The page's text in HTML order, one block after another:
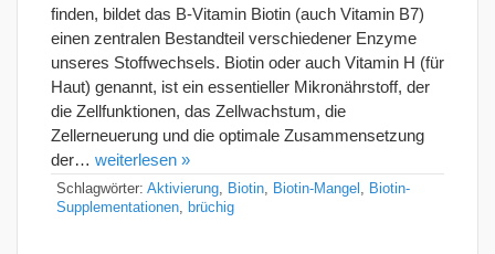
finden, bildet das B-Vitamin Biotin (auch Vitamin B7)
einen zentralen Bestandteil verschiedener Enzyme
unseres Stoffwechsels. Biotin oder auch Vitamin H (für
Haut) genannt, ist ein essentieller Mikronährstoff, der
die Zellfunktionen, das Zellwachstum, die
Zellerneuerung und die optimale Zusammensetzung
der… weiterlesen »
Schlagwörter: Aktivierung Biotin Biotin-Mangel
Biotin-
Supplementationen
brüchig